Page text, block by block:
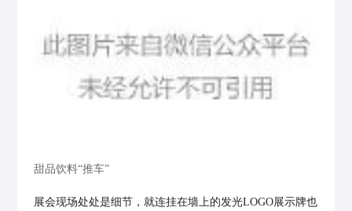
甜品饮料“推车”
展会现场处处是细节，就连挂在墙上的发光LOGO展示牌也